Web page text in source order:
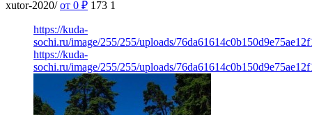
xutor-2020/ от 0 ₽ 173 1
https://kuda-
sochi.ru/image/255/255/uploads/
https://kuda-
sochi.ru/image/255/255/uploads/